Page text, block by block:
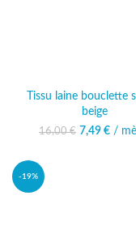
Tissu laine bouclette
beige
16,00€ Le prix
7,49 € Le
/
-19%